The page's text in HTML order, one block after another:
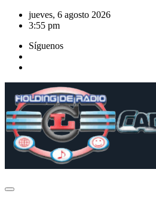
Saltar
jueves, 6 agosto 2026
3:55 pm
Síguenos